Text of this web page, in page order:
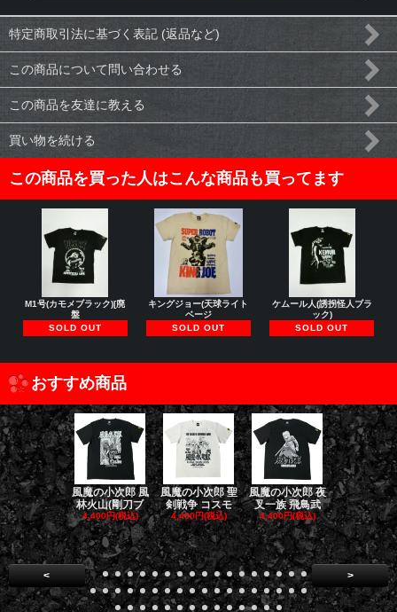
特定商取引法に基づく表記 (返品など)
この商品について問い合わせる
この商品を友達に教える
買い物を続ける
この商品を買った人はこんな商品も買ってます
M1号(カモメブラック)[廃
盤
SOLD OUT
キングジョー(天球ライト
ベージ
SOLD OUT
ケムール人(誘拐怪人ブラ
ック)
SOLD OUT
おすすめ商品
風魔の小次郎 風
林火山(剛刀ブ
4,400円(税込)
風魔の小次郎 聖
剣戦争 コスモ
4,400円(税込)
風魔の小次郎 夜
叉一族 飛鳥武
4,400円(税込)
風魔の小次
魔一族 竜
4,400円(税
< >